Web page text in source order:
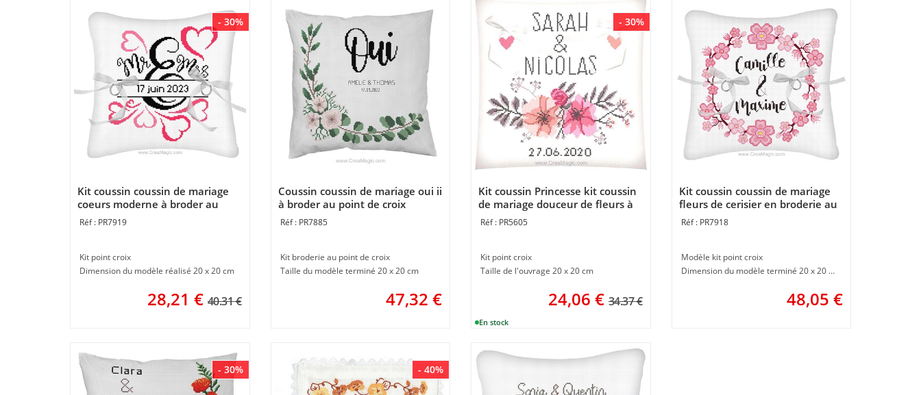
- 30%
Kit coussin coussin de mariage
coeurs moderne à broder au
point de croix compte de
PR7919
Kit point croix
Dimension du modèle réalisé 20 x 20 cm
28,21 € 40.31 €
Coussin coussin de mariage oui ii
à broder au point de croix
Princesse
PR7885
Kit broderie au point de croix
Taille du modèle terminé 20 x 20 cm
47,32 €
- 30%
Kit coussin Princesse kit coussin
de mariage douceur de fleurs à
broder en broderie au point de
PR5605
Kit point croix
Taille de l'ouvrage 20 x 20 cm
24,06 € 34.37 €
Kit coussin coussin de mariage
fleurs de cerisier en broderie au
point de croix - Princesse PR7918
PR7918
Modèle kit point croix
Dimension du modèle terminé 20 x 20 cm
48,05 €
- 30% - 40%